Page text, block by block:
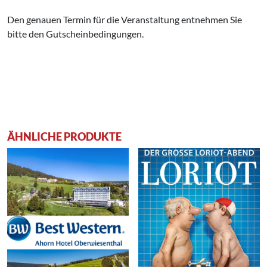
Den genauen Termin für die Veranstaltung entnehmen Sie
bitte den Gutscheinbedingungen.
ÄHNLICHE PRODUKTE